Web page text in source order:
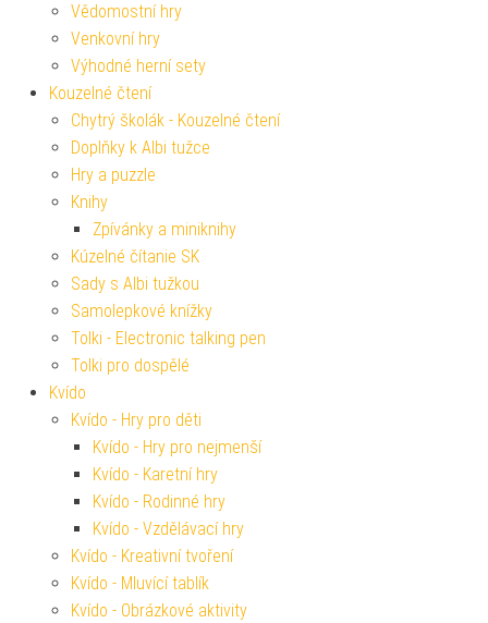
Vědomostní hry
Venkovní hry
Výhodné herní sety
Kouzelné čtení
Chytrý školák - Kouzelné čtení
Doplňky k Albi tužce
Hry a puzzle
Knihy
Zpívánky a miniknihy
Kúzelné čítanie SK
Sady s Albi tužkou
Samolepkové knížky
Tolki - Electronic talking pen
Tolki pro dospělé
Kvído
Kvído - Hry pro děti
Kvído - Hry pro nejmenší
Kvído - Karetní hry
Kvído - Rodinné hry
Kvído - Vzdělávací hry
Kvído - Kreativní tvoření
Kvído - Mluvící tablík
Kvído - Obrázkové aktivity